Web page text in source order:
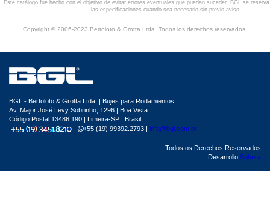
Este catálogo fue hecho con el objetivo de evitar errores eventuales que puedan suceder. BGL se
las especificaciones cuando sea necesario sin previo aviso.
Copyright © 2006-2023 Bertoloto & Grotta Ltda. Todos los derechos reservados.
BGL - Bertoloto & Grotta Ltda. | Bujes para Rodamientos.
Av. Major José Levy Sobrinho, 1296 | Boa Vista
Código Postal 13486.190 | Limeira-SP | Brasil
|
+55 (19) 99392.2793 | info@bgl.com.br
Todos os Derechos Reservados
Desarrollo Sphera